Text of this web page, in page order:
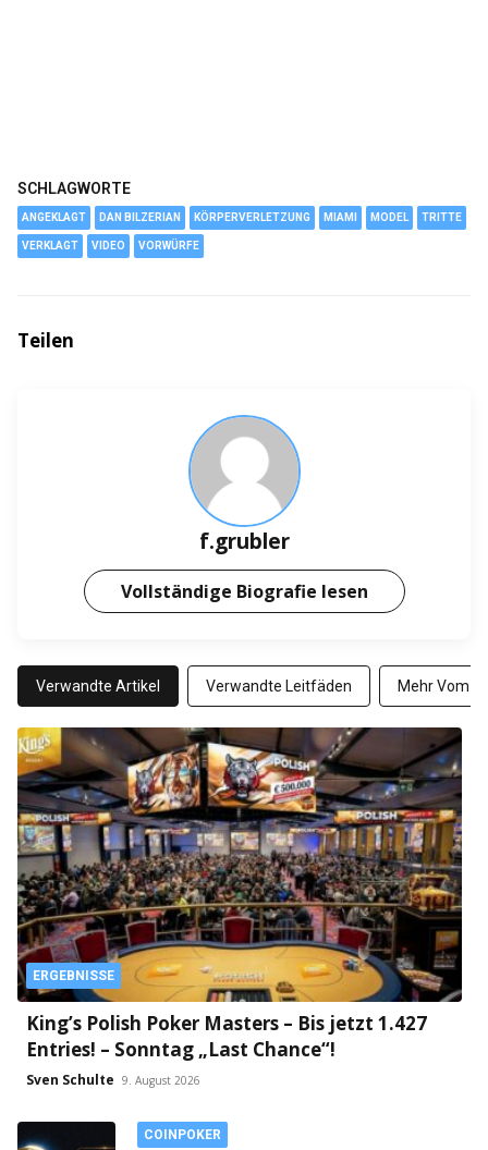
SCHLAGWORTE
ANGEKLAGT DAN BILZERIAN KÖRPERVERLETZUNG MIAMI MODEL TRITTE
VERKLAGT VIDEO VORWÜRFE
Teilen
f.grubler
Vollständige Biografie lesen
Verwandte Artikel Verwandte Leitfäden Mehr Vom
ERGEBNISSE
King’s Polish Poker Masters – Bis jetzt 1.427
Entries! – Sonntag „Last Chance“!
Sven Schulte 9. August 2026
COINPOKER